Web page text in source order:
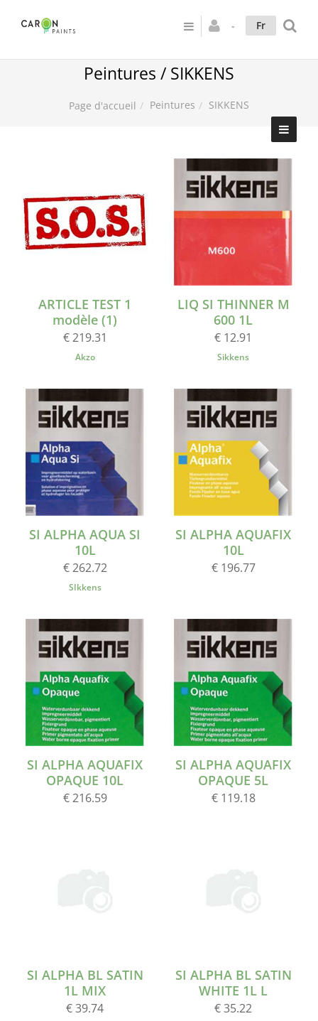
Fr
Peintures / SIKKENS
Page d'accueil Peintures SIKKENS
ARTICLE TEST 1
modèle (1)
€ 219.31
Akzo
LIQ SI THINNER M
600 1L
€ 12.91
Sikkens
SI ALPHA AQUA SI
10L
€ 262.72
SIkkens
SI ALPHA AQUAFIX
10L
€ 196.77
SI ALPHA AQUAFIX
OPAQUE 10L
€ 216.59
SI ALPHA AQUAFIX
OPAQUE 5L
€ 119.18
SI ALPHA BL SATIN
1L MIX
€ 39.74
SI ALPHA BL SATIN
WHITE 1L L
€ 35.22